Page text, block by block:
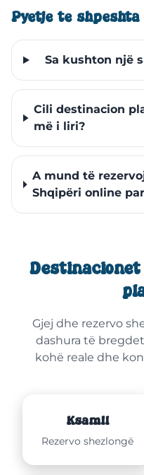
Pyetje të shpeshta
Sa kushton një
Cili destinacion
më i liri?
A mund të
Shqipëri online
Gjej dhe rezervo
dashura të
kohë reale dhe
Ksamil
Rezervo shezlongë